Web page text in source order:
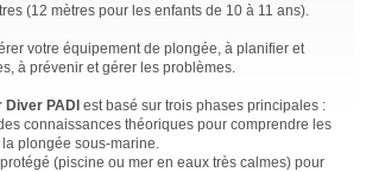
(12 mètres pour les enfants de 10 à 11 ans).
votre équipement de plongée, à planifier et
à prévenir et gérer les problèmes.
Diver PADI est basé sur trois phases principales :
connaissances théoriques pour comprendre les
plongée sous-marine.
(piscine ou mer en eaux très calmes) pour